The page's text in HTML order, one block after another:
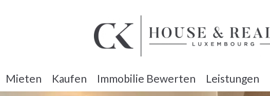
Mieten Kaufen Immobilie Bewerten Leistungen